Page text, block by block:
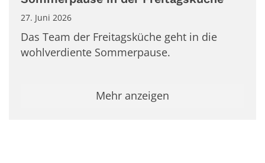
27. Juni 2026
Das Team der Freitagsküche geht in die
wohlverdiente Sommerpause.
Mehr anzeigen